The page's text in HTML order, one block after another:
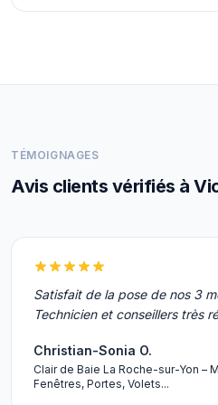
TÉMOIGNAGES
Avis clients vérifiés à
Satisfait de la pose de nos 3
Technicien et conseillers très
Christian-Sonia O.
Clair de Baie La Roche-sur-Yon –
Fenêtres, Portes, Volets...